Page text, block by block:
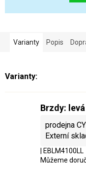
Varianty Popis
Brzdy: levá
| EBLM4100LL
Můžeme